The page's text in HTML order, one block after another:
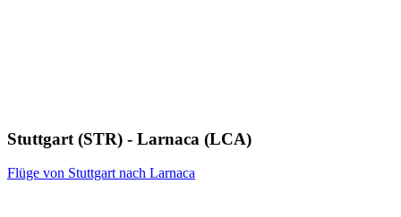
Stuttgart (STR) - Larnaca (LCA)
Flüge von Stuttgart nach Larnaca